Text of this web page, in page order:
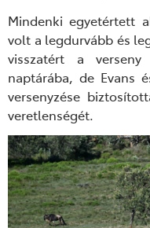
Mindenki egyetértett
volt a legdurvább és
visszatért a
naptárába, de Evans
versenyzése
veretlenségét.